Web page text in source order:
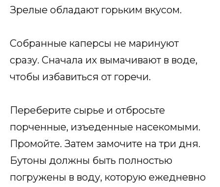
Зрелые обладают горьким вкусом.
Собранные каперсы не маринуют
сразу. Сначала их вымачивают в воде,
чтобы избавиться от горечи.
Переберите сырье и отбросьте
порченные, изъеденные насекомыми.
Промойте. Затем замочите на три дня.
Бутоны должны быть полностью
погружены в воду, которую ежедневно